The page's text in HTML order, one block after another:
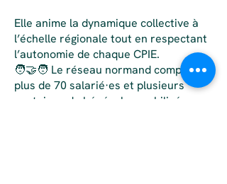
Elle anime la dynamique collective à
l’échelle régionale tout en respectant
l’autonomie de chaque CPIE.
🧑‍🤝‍🧑 Le réseau normand compte
plus de 70 salarié·es et plusieurs
centaines de bénévoles mobilisés